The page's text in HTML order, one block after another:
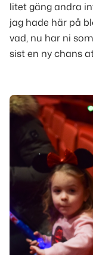
litet gäng andra
jag hade här på
vad, nu har ni
sist en ny chans